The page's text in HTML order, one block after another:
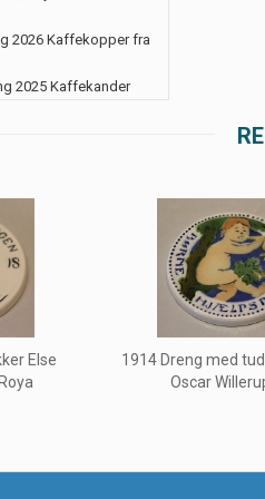
2026 Kaffekopper fra
2025 Kaffekander
Else
1914 Dreng med
Oscar